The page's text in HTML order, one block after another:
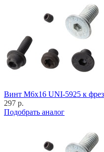
Винт M6x16 UNI-5925 к
297 р.
Подобрать аналог